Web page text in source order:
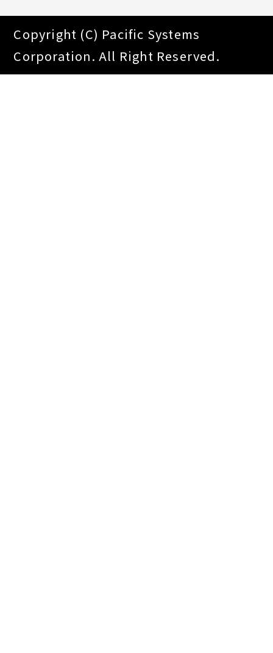
Copyright (C) Pacific Systems
Corporation. All Right Reserved.